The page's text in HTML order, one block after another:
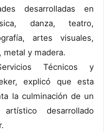
desarrolladas en
danza, teatro,
artes visuales,
metal y madera.
Técnicos y
explicó que esta
la culminación de un
desarrollado